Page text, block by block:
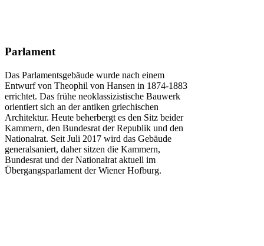
Parlament
Das Parlamentsgebäude wurde nach einem
Entwurf von Theophil von Hansen in 1874-1883
errichtet. Das frühe neoklassizistische Bauwerk
orientiert sich an der antiken griechischen
Architektur. Heute beherbergt es den Sitz beider
Kammern, den Bundesrat der Republik und den
Nationalrat. Seit Juli 2017 wird das Gebäude
generalsaniert, daher sitzen die Kammern,
Bundesrat und der Nationalrat aktuell im
Übergangsparlament der Wiener Hofburg.